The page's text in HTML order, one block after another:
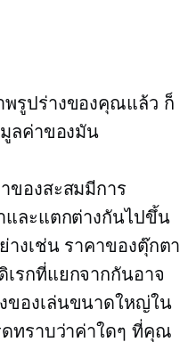
รูปร่างของคุณแล้ว ก็
มูลค่าของมัน
ของสะสมมีการ
และแตกต่างกันไปขึ้น
งเช่น ราคาของตุ๊กตา
รกที่แยกจากกันอาจ
ของเล่นขนาดใหญ่ใน
ทราบว่าค่าใดๆ ที่คุณ